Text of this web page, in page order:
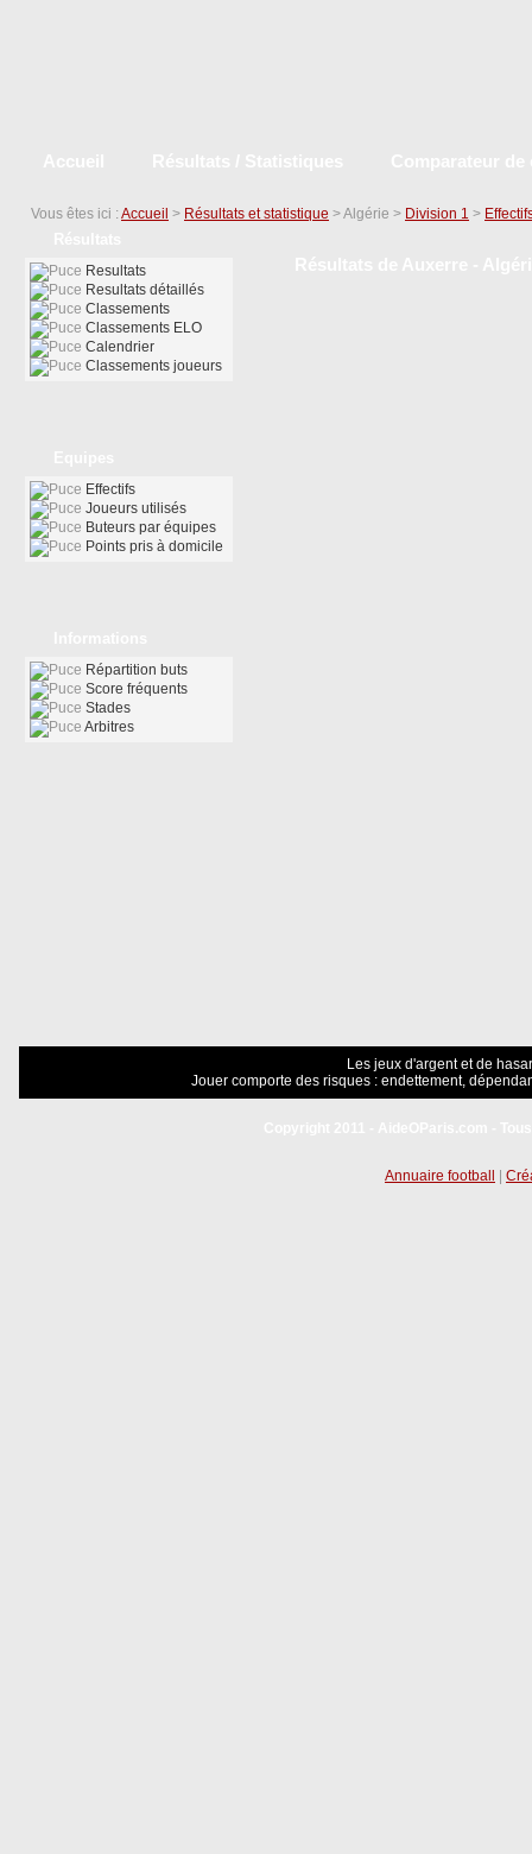
Vous êtes ici : Accueil > Résultats et statistique > Algérie > Division 1 >
Resultats
Resultats détaillés
Classements
Classements ELO
Calendrier
Classements joueurs
Effectifs
Joueurs utilisés
Buteurs par équipes
Points pris à domicile
Répartition buts
Score fréquents
Stades
Arbitres
Les jeux d'argent et de
Jouer comporte des risques : endettement,
Annuaire football